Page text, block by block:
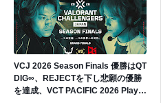
VCJ 2026 Season Finals 優勝はQT
DIG∞、REJECTを下し悲願の優勝
を達成、VCT PACIFIC 2026 Play-